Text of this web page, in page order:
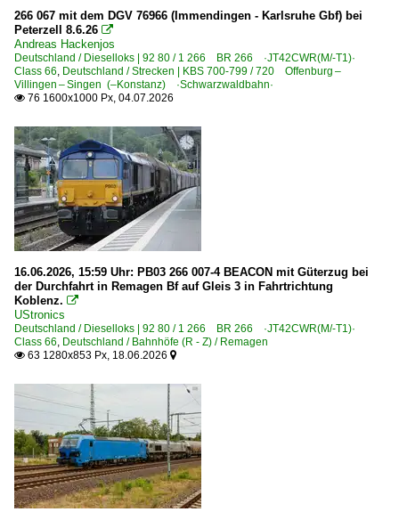
Galerien
Stimmungsbilder
Grenzverkehr
Güterverkehr
Autotransportzüge
Containerzüge
Kesselzüge
Museen und Museumsbahnen
Strecken
L48 (Aachen-Rothe Erde ⨯) Walheim – Raeren ⨯
Strecke (Aachen–) Vervièrs – Liège
Unternehmen
Crossrail Benelux N.V., Antwerpen ·XRAIL· bis 09.2025
2022
2023
2024
2025
266 067 mit dem DGV 76966 (Immendingen - Karlsruhe Gbf) bei
Peterzell 8.6.26 
Andreas Hackenjos
Deutschland / Dieselloks | 92 80 / 1 266 BR 266 ·JT42CWR(M/-T1)·
Class 66, Deutschland / Strecken | KBS 700-799 / 720 Offenburg –
Villingen – Singen (–Konstanz) ·Schwarzwaldbahn·
 76 1600x1000 Px, 04.07.2026
16.06.2026, 15:59 Uhr: PB03 266 007-4 BEACON mit Güterzug bei
der Durchfahrt in Remagen Bf auf Gleis 3 in Fahrtrichtung
Koblenz. 
UStronics
Deutschland / Dieselloks | 92 80 / 1 266 BR 266 ·JT42CWR(M/-T1)·
Class 66, Deutschland / Bahnhöfe (R - Z) / Remagen
 63 1280x853 Px, 18.06.2026 